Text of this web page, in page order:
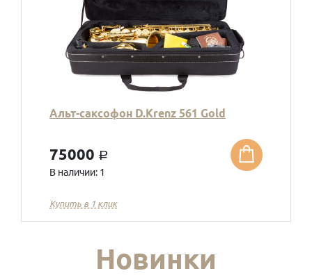
Альт-саксофон D.Krenz 561 Gold
75000 a
В наличии: 1
Купить в 1 клик
Новинки